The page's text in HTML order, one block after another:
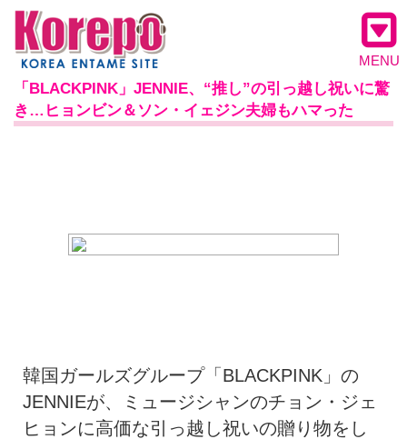
MENU
「BLACKPINK」JENNIE、“推し”の引っ越し祝いに驚
き…ヒョンビン＆ソン・イェジン夫婦もハマった
韓国ガールズグループ「BLACKPINK」の
JENNIEが、ミュージシャンのチョン・ジェ
ヒョンに高価な引っ越し祝いの贈り物をし